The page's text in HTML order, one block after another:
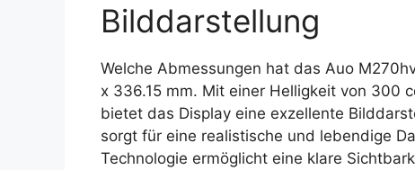
Bilddarstellung
Welche Abmessungen hat das Auo
x 336.15 mm. Mit einer Helligkeit von 300
bietet das Display eine exzellente
sorgt für eine realistische und lebendige
Technologie ermöglicht eine klare